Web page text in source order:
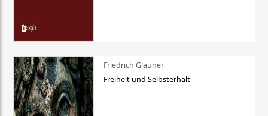
Friedrich Glauner
Freiheit und Selbsterhalt